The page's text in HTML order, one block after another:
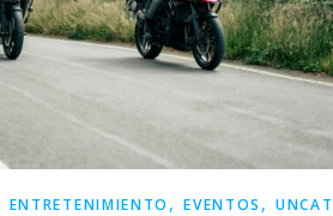
ENTRETENIMIENTO ,EVENTOS ,